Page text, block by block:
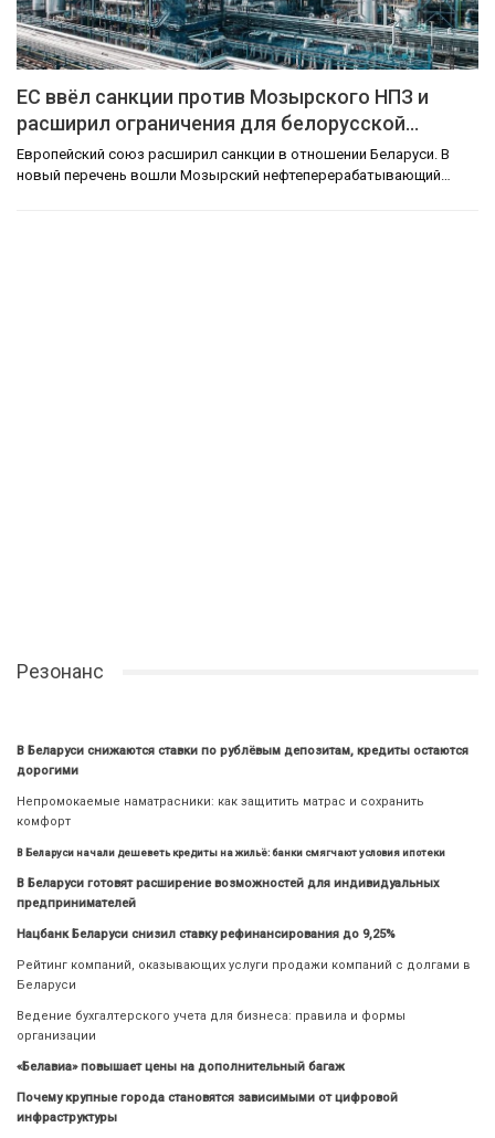
ЕС ввёл санкции против Мозырского НПЗ и
расширил ограничения для белорусской…
Европейский союз расширил санкции в отношении Беларуси. В
новый перечень вошли Мозырский нефтеперерабатывающий…
Резонанс
В Беларуси снижаются ставки по рублёвым депозитам, кредиты остаются
дорогими
Непромокаемые наматрасники: как защитить матрас и сохранить
комфорт
В Беларуси начали дешеветь кредиты на жильё: банки смягчают условия ипотеки
В Беларуси готовят расширение возможностей для индивидуальных
предпринимателей
Нацбанк Беларуси снизил ставку рефинансирования до 9,25%
Рейтинг компаний, оказывающих услуги продажи компаний с долгами в
Беларуси
Ведение бухгалтерского учета для бизнеса: правила и формы
организации
«Белавиа» повышает цены на дополнительный багаж
Почему крупные города становятся зависимыми от цифровой
инфраструктуры